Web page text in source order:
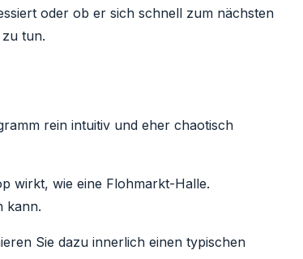
oder ob er sich schnell zum nächsten
tun.
rein intuitiv und eher chaotisch
wirkt, wie eine Flohmarkt-Halle.
kann.
Sie dazu innerlich einen typischen